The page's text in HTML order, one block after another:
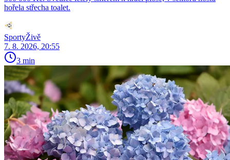
hořela střecha toalet.
SportyŽivě
7. 8. 2026, 20:55
3 min